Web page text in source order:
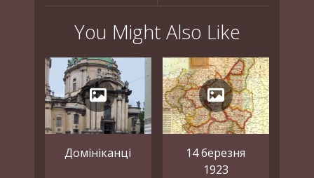
You Might Also Like
Домініканці
14 березня
1923